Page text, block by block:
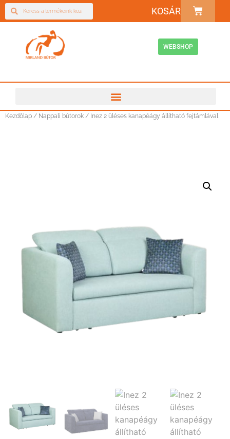
KOSÁR
WEBSHOP
Kezdőlap / Nappali bútorok / Inez 2 üléses kanapéágy állítható fejtámlával